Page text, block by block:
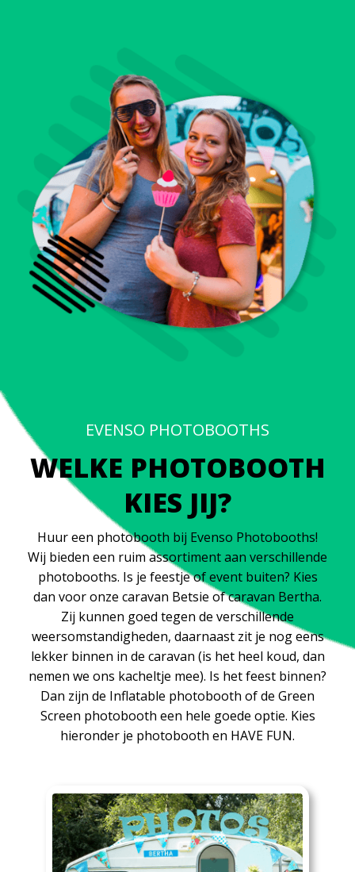
EVENSO PHOTOBOOTHS
WELKE PHOTOBOOTH
KIES JIJ?
Huur een photobooth bij Evenso Photobooths!
Wij bieden een ruim assortiment aan verschillende
photobooths. Is je feestje of event buiten? Kies
dan voor onze caravan Betsie of caravan Bertha.
Zij kunnen goed tegen de verschillende
weersomstandigheden, daarnaast zit je nog eens
lekker binnen in de caravan (is het heel koud, dan
nemen we ons kacheltje mee). Is het feest binnen?
Dan zijn de Inflatable photobooth of de Green
Screen photobooth een hele goede optie. Kies
hieronder je photobooth en HAVE FUN.